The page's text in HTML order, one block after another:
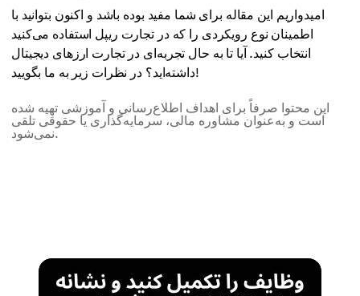
امیدواریم این مقاله برای شما مفید بوده باشد و اکنون بتوانید با
اطمینان نوع رویکردی را که در تجارت ریپل استفاده می‌کنید
انتخاب کنید. آیا تا به حال تجربه‌ای در تجارت ارزهای دیجیتال
داشته‌اید؟ در نظرات زیر به ما بگویید!
این محتوا صرفاً برای اهداف اطلاع‌رسانی و آموزشی تهیه شده
است و به‌عنوان مشاوره مالی، سرمایه‌گذاری یا حقوقی تلقی
نمی‌شود.